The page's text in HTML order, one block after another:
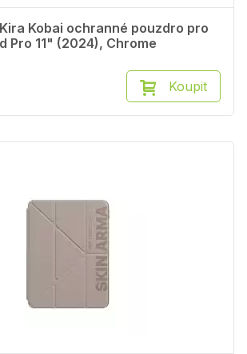
Kira Kobai ochranné pouzdro pro
Pro 11" (2024), Chrome
Koupit